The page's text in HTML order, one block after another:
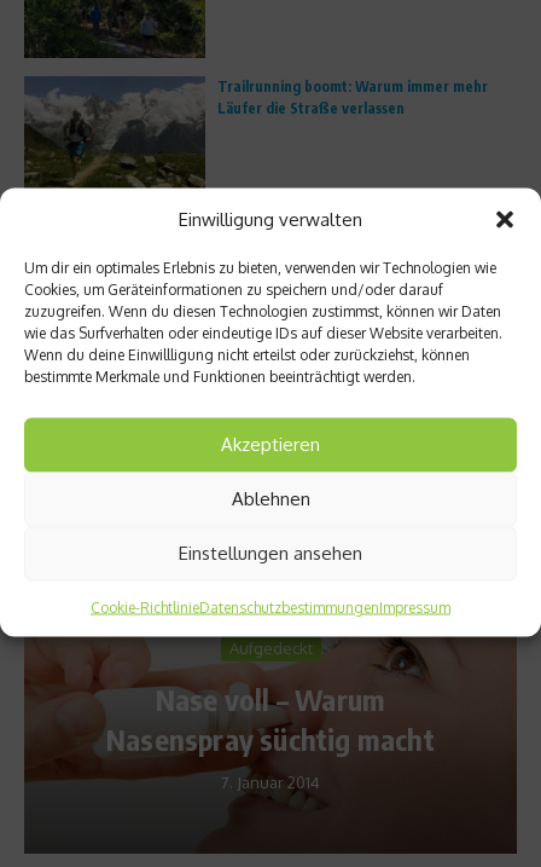
Einwilligung verwalten
Um dir ein optimales Erlebnis zu bieten, verwenden wir Technologien wie
Cookies, um Geräteinformationen zu speichern und/oder darauf
zuzugreifen. Wenn du diesen Technologien zustimmst, können wir Daten
wie das Surfverhalten oder eindeutige IDs auf dieser Website verarbeiten.
Wenn du deine Einwillligung nicht erteilst oder zurückziehst, können
bestimmte Merkmale und Funktionen beeinträchtigt werden.
Akzeptieren
Ablehnen
Einstellungen ansehen
Cookie-RichtlinieDatenschutzbestimmungenImpressum
Trailrunning boomt: Warum immer mehr
Läufer die Straße verlassen
Porsche Escapes – Edler Bildband zu den
Mitten in Miami: Mit dem Kajak durch den
Oleta River State Park
Aufgedeckt
Nase voll – Warum
Nasenspray süchtig macht
7. Januar 2014